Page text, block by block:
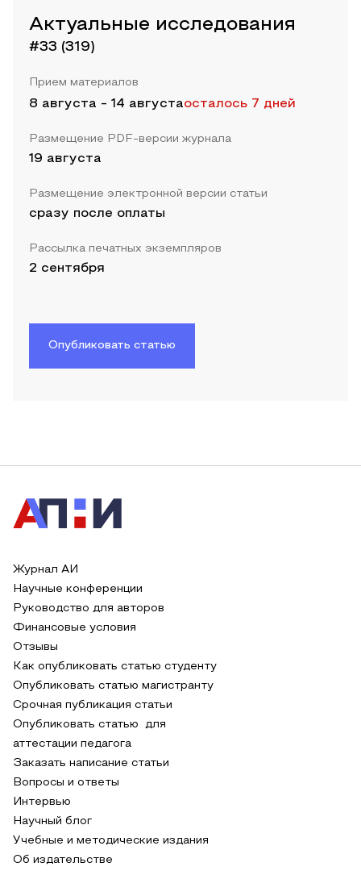
Актуальные исследования
#33 (319)
Прием материалов
8 августа - 14 августаосталось 7 дней
Размещение PDF-версии журнала
19 августа
Размещение электронной версии статьи
сразу после оплаты
Рассылка печатных экземпляров
2 сентября
Опубликовать статью
Журнал АИ
Научные конференции
Руководство для авторов
Финансовые условия
Отзывы
Как опубликовать статью студенту
Опубликовать статью магистранту
Срочная публикация статьи
Опубликовать статью для
аттестации педагога
Заказать написание статьи
Вопросы и ответы
Интервью
Научный блог
Учебные и методические издания
Об издательстве